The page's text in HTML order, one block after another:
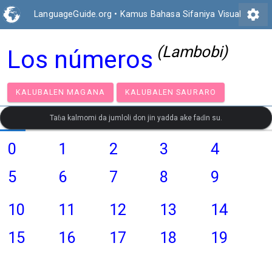
LanguageGuide.org • Kamus Bahasa Sifaniya Visual settings
Los números (Lambobi)
KALUBALEN MAGANA KALUBALEN SAURARO
Taɓa kalmomi da jumloli don jin yadda ake faɗin su.
0 1 2 3
4
5
6 7 8
9
10
11 12 13
14
15
16 17 18
19